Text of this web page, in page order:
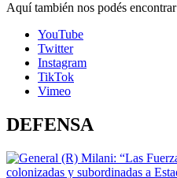
Aquí también nos podés encontrar
YouTube
Twitter
Instagram
TikTok
Vimeo
DEFENSA